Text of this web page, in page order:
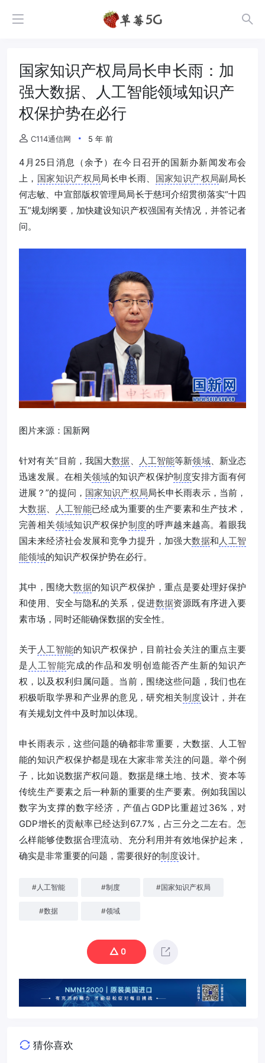
国家知识产权局局长申长雨：加
强大数据、人工智能领域知识产
权保护势在必行
C114通信网 5 年 前
4月25日消息（余予）在今日召开的国新办新闻发布会
上， 国家知识产权局局长申长雨、 国家知识产权局副局长
何志敏、中宣部版权管理局局长于慈珂介绍贯彻落实“十四
五”规划纲要，加快建设知识产权强国有关情况，并答记者
问。
图片来源：国新网
针对有关“目前，我国大数据 人工智能等新领域、新业态
迅速发展。在相关领域的知识产权保护制度安排方面有何
进展？”的提问， 国家知识产权局局长申长雨表示，当前，
大数据 人工智能已经成为重要的生产要素和生产技术，
完善相关领域知识产权保护制度的呼声越来越高。着眼我
国未来经济社会发展和竞争力提升，加强大数据和 人工智
能领域的知识产权保护势在必行。
其中，围绕大数据的知识产权保护，重点是要处理好保护
和使用、安全与隐私的关系，促进数据资源既有序进入要
素市场，同时还能确保数据的安全性。
关于 人工智能的知识产权保护，目前社会关注的重点主要
是 人工智能完成的作品和发明创造能否产生新的知识产
权，以及权利归属问题。当前，围绕这些问题，我们也在
积极听取学界和产业界的意见，研究相关制度设计，并在
有关规划文件中及时加以体现。
申长雨表示，这些问题的确都非常重要，大数据、人工智
能的知识产权保护都是现在大家非常关注的问题。举个例
子，比如说数据产权问题。数据是继土地、技术、资本等
传统生产要素之后一种新的重要的生产要素。例如我国以
数字为支撑的数字经济，产值占GDP比重超过36%，对
GDP增长的贡献率已经达到67.7%，占三分之二左右。怎
么样能够使数据合理流动、充分利用并有效地保护起来，
确实是非常重要的问题，需要很好的制度设计。
# 人工智能 #制度 #国家知识产权局
#数据 #领域
0
猜你喜欢